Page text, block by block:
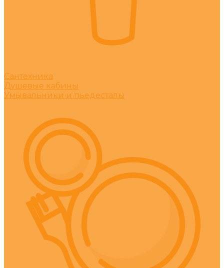
Сантехника
Душевые кабины
Умывальники и пьедесталы